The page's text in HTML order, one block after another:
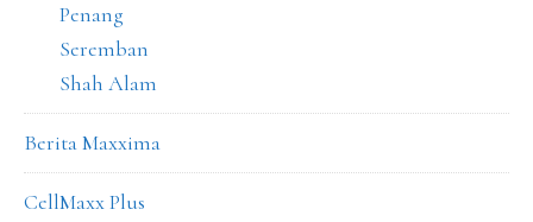
Penang
Seremban
Shah Alam
Berita Maxxima
CellMaxx Plus